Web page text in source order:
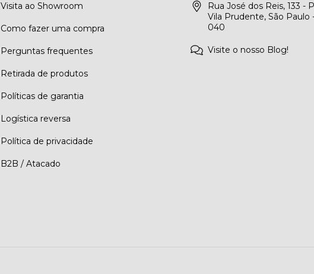
Visita ao Showroom
Como fazer uma compra
Perguntas frequentes
Retirada de produtos
Políticas de garantia
Logística reversa
Política de privacidade
B2B / Atacado
Rua José dos Reis, 133 -
Vila Prudente, São Paulo
040
Visite o nosso Blog!